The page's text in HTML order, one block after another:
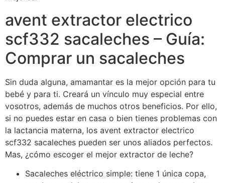
avent extractor electrico
scf332 sacaleches – Guía:
Comprar un sacaleches
Sin duda alguna, amamantar es la mejor opción para tu
bebé y para ti. Creará un vínculo muy especial entre
vosotros, además de muchos otros beneficios. Por ello,
si no puedes estar en casa o bien tienes problemas con
la lactancia materna, los avent extractor electrico
scf332 sacaleches pueden ser unos aliados perfectos.
Mas, ¿cómo escoger el mejor extractor de leche?
Sacaleches eléctrico simple: tiene 1 única copa,